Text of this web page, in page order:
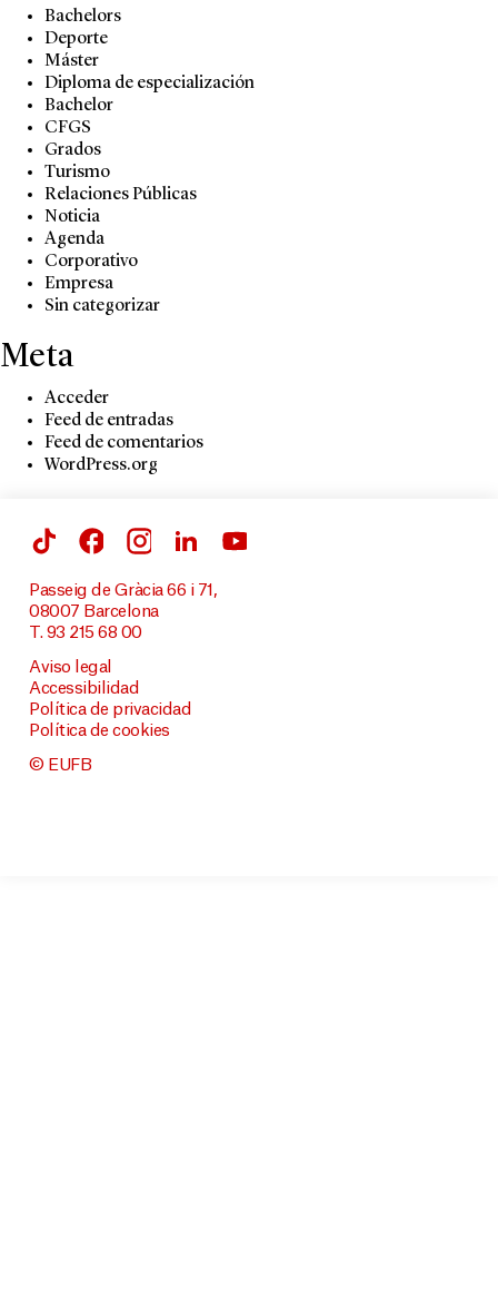
Bachelors
Deporte
Máster
Diploma de especialización
Bachelor
CFGS
Grados
Turismo
Relaciones Públicas
Noticia
Agenda
Corporativo
Empresa
Sin categorizar
Meta
Acceder
Feed de entradas
Feed de comentarios
WordPress.org
Passeig de Gràcia 66 i 71,
08007 Barcelona
T. 93 215 68 00
Aviso legal
Accessibilidad
Política de privacidad
Política de cookies
© EUFB